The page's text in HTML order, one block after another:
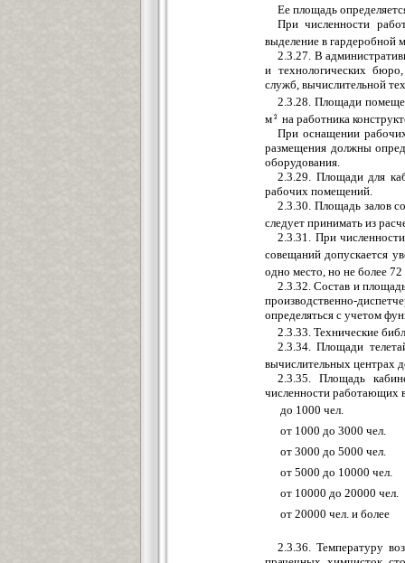
Ее площадь
При численности
выделение в гардеробной
2.3.27. В
и технологических
служб, вычислительной
2.3.28. Площади
м
на работника
При оснащении
размещения должны
оборудования.
2.3.29. Площади для
рабочих помещений.
2.3.30. Площадь залов
следует принимать из
2.3.31. При
совещаний допускается
одно место, но не более
2.3.32. Состав и
производственно-
определяться с учетом
2.3.33. Технические
2.3.34. Площади
вычислительных центрах
2.3.35. Площадь
численности работающих
до 1000 чел.
от 1000 до 3000 чел.
от 3000 до 5000 чел.
от 5000 до 10000 чел.
от 10000 до 20000 чел.
от 20000 чел. и более
2.3.36. Температуру